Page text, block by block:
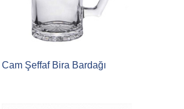
Cam Şeffaf Bira Bardağı